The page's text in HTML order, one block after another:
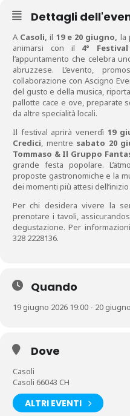
Dettagli
A Casoli, il 19 e 20 giugno, la
animarsi con il 4°
l’appuntamento che celebra
abruzzese. L’evento,
collaborazione con Ascigno
del gusto e della musica,
pallotte cace e ove, preparate
da altre specialità locali.
Il festival aprirà venerdì 19
Credici, mentre sabato 20
Tommaso & Il Gruppo
grande festa popolare.
proposte gastronomiche e la
dei momenti più attesi
Per chi desidera vivere la
prenotare i tavoli,
degustazione. Per
328 2228136.
Quando
19 giugno 2026 19:00 - 20
Dove
Casoli
Casoli 66043 CH
ALTRI EVENTI